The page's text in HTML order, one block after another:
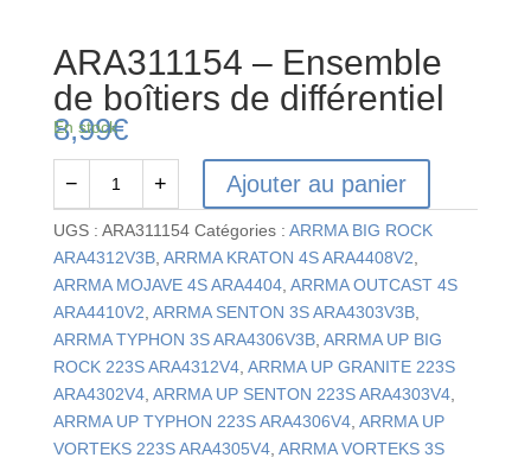
ARA311154 – Ensemble
de boîtiers de différentiel
8,99€
En stock
quantité
de
ARA311154
-
Ensemble
de
boîtiers
de
différentiel
− + Ajouter au panier
UGS : ARA311154 Catégories : ARRMA BIG ROCK
ARA4312V3B, ARRMA KRATON 4S ARA4408V2
ARRMA MOJAVE 4S ARA4404, ARRMA OUTCAST 4S
ARA4410V2 ARRMA SENTON 3S ARA4303V3B,
ARRMA TYPHON 3S ARA4306V3B, ARRMA UP BIG
ROCK 223S ARA4312V4, ARRMA UP GRANITE 223S
ARA4302V4, ARRMA UP SENTON 223S ARA4303V4,
ARRMA UP TYPHON 223S ARA4306V4, ARRMA UP
VORTEKS 223S ARA4305V4, ARRMA VORTEKS 3S